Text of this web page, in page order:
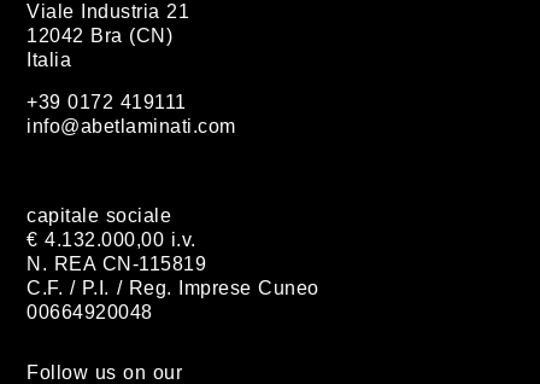
Viale Industria 21
12042 Bra (CN)
Italia
+39 0172 419111
info@abetlaminati.com
capitale sociale
€ 4.132.000,00 i.v.
N. REA CN-115819
C.F. / P.I. / Reg. Imprese Cuneo
00664920048
Follow us on our